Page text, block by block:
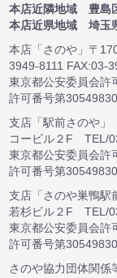
本店近隣地域 豊島
本店近県地域 埼玉
本店「さのや」〒
3949-8111 FAX:03-
東京都公安委員会
許可番号第
支店「駅前さのや
コービル２F TEL/
東京都公安委員会
許可番号第
支店「さのや巣鴨
若杉ビル２F TEL/
東京都公安委員会
許可番号第
さのや協力団体関係